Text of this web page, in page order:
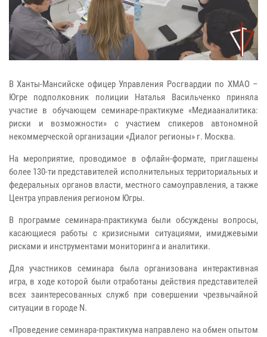
В Ханты-Мансийске офицер Управления Росгвардии по ХМАО –
Югре подполковник полиции Наталья Васильченко приняла
участие в обучающем семинаре-практикуме «Медиааналитика:
риски и возможности» с участием спикеров автономной
некоммерческой организации «Диалог регионы» г. Москва.
На мероприятие, проводимое в офлайн-формате, приглашены
более 130-ти представителей исполнительных территориальных и
федеральных органов власти, местного самоуправления, а также
Центра управления регионом Югры.
В программе семинара-практикума были обсуждены вопросы,
касающиеся работы с кризисными ситуациями, имиджевыми
рисками и инструментами мониторинга и аналитики.
Для участников семинара была организована интерактивная
игра, в ходе которой были отработаны действия представителей
всех заинтересованных служб при совершении чрезвычайной
ситуации в городе N.
«Проведение семинара-практикума направлено на обмен опытом